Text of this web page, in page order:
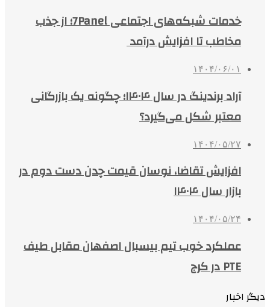
خدمات شبکه‌های اجتماعی 7Panel؛ از جذب
مخاطب تا افزایش درآمد
۱۴۰۴/۰۶/۰۱
آراد برندینگ در سال ۱۴۰۴؛ چگونه یک بازرگانی
معتبر شکل می‌گیرد؟
۱۴۰۴/۰۵/۲۷
افزایش تقاضا، نوسان قیمت چدن دست دوم در
بازار سال ۱۴۰۴
۱۴۰۴/۰۵/۲۴
عملکرد خوب تیم بیسبال اصفهان مقابل طیف
PTE در کرج
دیگر اخبار